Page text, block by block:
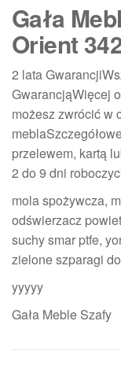
Gała
Orient
2 lata
GwarancjąWięcej
możesz zwrócić w
przelewem, kartą
2 do 9 dni
mola spożywcza,
odświerzacz
suchy smar ptfe,
zielone szparagi
yyyyy
Gała Meble Szafy